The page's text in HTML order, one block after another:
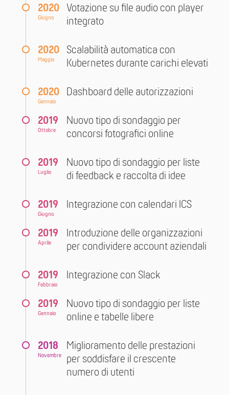
2020
Giugno
Votazione su file audio con player
integrato
2020
Maggio
Scalabilità automatica con
Kubernetes durante carichi elevati
2020
Gennaio
Dashboard delle autorizzazioni
2019
Ottobre
Nuovo tipo di sondaggio per
concorsi fotografici online
2019
Luglio
Nuovo tipo di sondaggio per liste
di feedback e raccolta di idee
2019
Giugno
Integrazione con calendari ICS
2019
Aprile
Introduzione delle organizzazioni
per condividere account aziendali
2019
Febbraio
Integrazione con Slack
2019
Gennaio
Nuovo tipo di sondaggio per liste
online e tabelle libere
2018
Novembre
Miglioramento delle prestazioni
per soddisfare il crescente
numero di utenti